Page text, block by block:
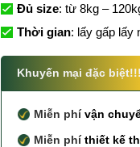
Đủ size: từ 8kg –
Thời gian: lấy gấp lấy
Khuyến mại đặc biệt!!!
Miễn phívận
Miễn phíthiết kế